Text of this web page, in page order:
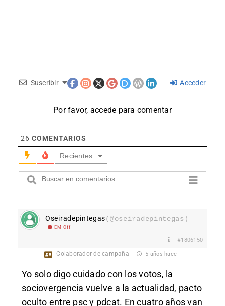
Suscribir Acceder
Por favor, accede para comentar
26 COMENTARIOS
Recientes
Oseiradepintegas(@oseiradepintegas)
EM Off
#1806150
Colaborador de campaña 5 años hace
Yo solo digo cuidado con los votos, la
sociovergencia vuelve a la actualidad, pacto
oculto entre psc y pdcat. En cuatro años van